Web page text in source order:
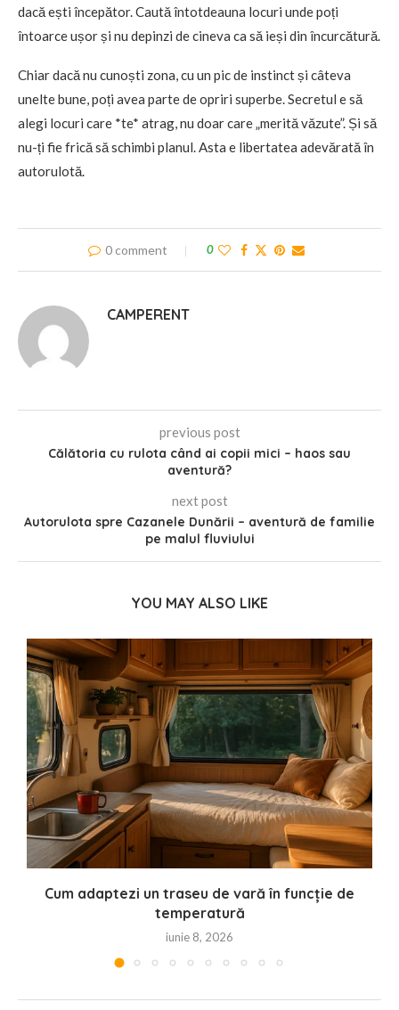
dacă ești începător. Caută întotdeauna locuri unde poți
întoarce ușor și nu depinzi de cineva ca să ieși din încurcătură.
Chiar dacă nu cunoști zona, cu un pic de instinct și câteva
unelte bune, poți avea parte de opriri superbe. Secretul e să
alegi locuri care *te* atrag, nu doar care „merită văzute”. Și să
nu-ți fie frică să schimbi planul. Asta e libertatea adevărată în
autorulotă.
0 comment 0
CAMPERENT
previous post
Călătoria cu rulota când ai copii mici – haos sau
aventură?
next post
Autorulota spre Cazanele Dunării – aventură de familie
pe malul fluviului
YOU MAY ALSO LIKE
Cum adaptezi un traseu de vară în funcție de
temperatură
iunie 8, 2026